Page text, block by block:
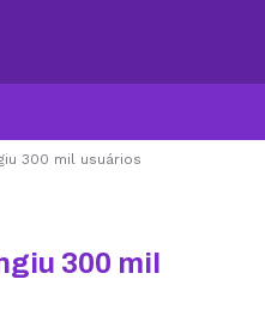
300 mil usuários
300 mil